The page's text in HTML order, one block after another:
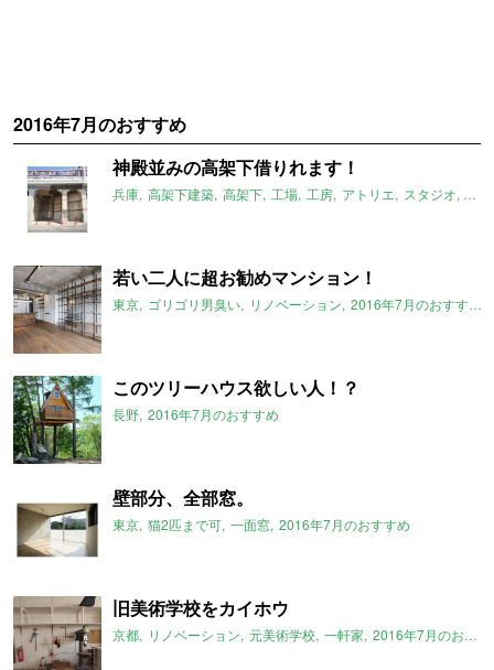
2016年7月のおすすめ
神殿並みの高架下借りれます！
兵庫 高架下建築 高架下 工場 工房 アトリエ スタジオ 最高
若い二人に超お勧めマンション！
東京 ゴリゴリ男臭い リノベーション 2016年7月のおすすめ
このツリーハウス欲しい人！？
長野 2016年7月のおすすめ
壁部分、全部窓。
東京 猫2匹まで可 一面窓 2016年7月のおすすめ
旧美術学校をカイホウ
京都 リノベーション 元美術学校 一軒家 2016年7月のおすすめ